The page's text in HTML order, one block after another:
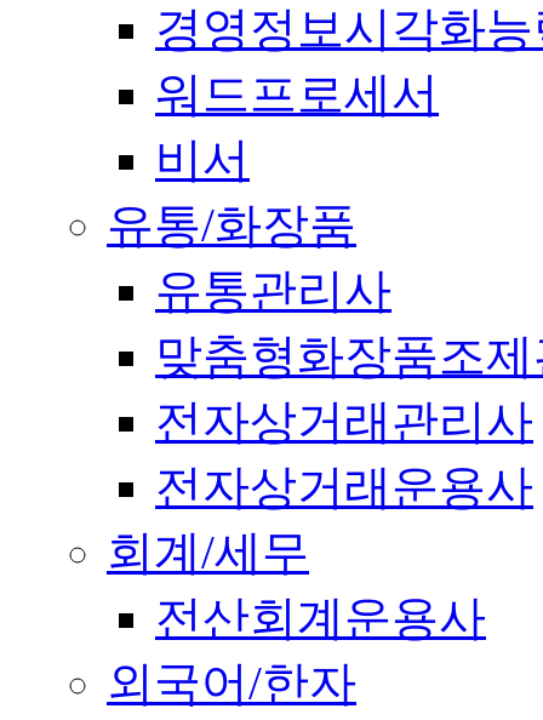
경영정보시각화
워드프로세서
비서
유통/화장품
유통관리사
맞춤형화장품조
전자상거래관리사
전자상거래운용사
회계/세무
전산회계운용사
외국어/한자